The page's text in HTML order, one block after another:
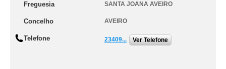
Freguesia SANTA JOANA AVEIRO
Concelho AVEIRO
Telefone 23409... Ver Telefone